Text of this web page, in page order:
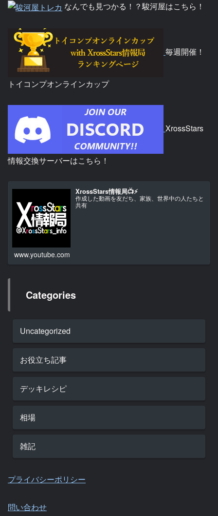
なんでも見つかる！？駿河屋はこちら！
毎週開催！
トイコンプオンラインカップ
XrossStars
情報交換サーバーはこちら！
XrossStars情報局📺⚡
作成した動画を友だち、家族、世界中の人たちと
共有
www.youtube.com
Categories
Uncategorized
お役立ち記事
デッキレシピ
相場
雑記
プライバシーポリシー
問い合わせ